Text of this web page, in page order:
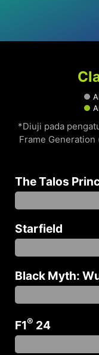
*Diuji pada
Frame Generation
The Talos
Starfield
Black Myth:
F1® 24